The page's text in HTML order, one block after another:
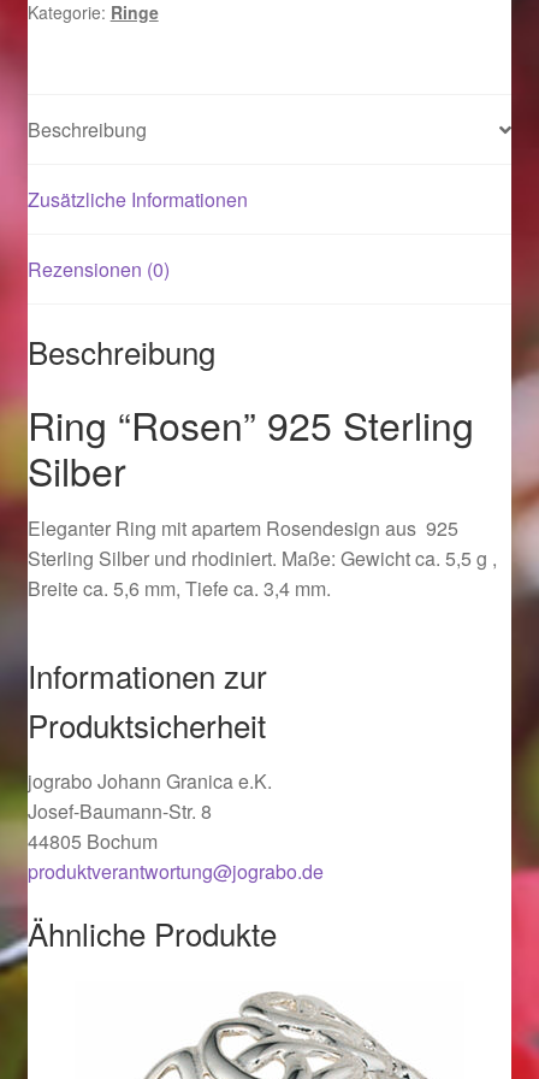
Magisches und Festliches zu Halloween 2022
Mein Konto
Ostergeschenke finden für Ostern 2016
Ostergeschenke finden für Ostern 2017
Ostergeschenke finden für Ostern 2018
Ostergeschenke finden für Ostern 2019
Ostergeschenke finden für Ostern 2021
Partner
Shop
Startseite
Kategorie: Ringe
Beschreibung
Zusätzliche Informationen
Rezensionen (0)
Beschreibung
Ring “Rosen” 925 Sterling
Silber
Eleganter Ring mit apartem Rosendesign aus 925
Sterling Silber und rhodiniert. Maße: Gewicht ca. 5,5 g ,
Breite ca. 5,6 mm, Tiefe ca. 3,4 mm.
Informationen zur
Produktsicherheit
jograbo Johann Granica e.K.
Josef-Baumann-Str. 8
44805 Bochum
produktverantwortung@jograbo.de
Ähnliche Produkte